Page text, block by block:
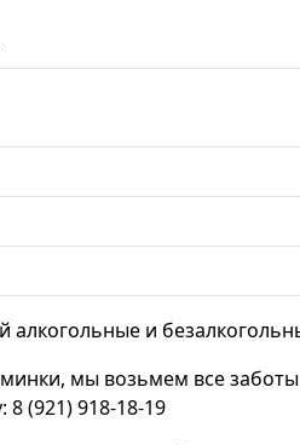
и
мы возьмем все
8 (921) 918-18-19